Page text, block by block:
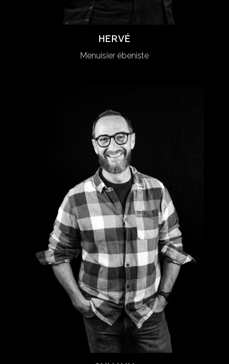
HERVÉ
Menuisier ébeniste
HERVÉ
Menuisier ébeniste